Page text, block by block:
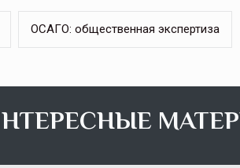
ОСАГО: общественная экспертиза